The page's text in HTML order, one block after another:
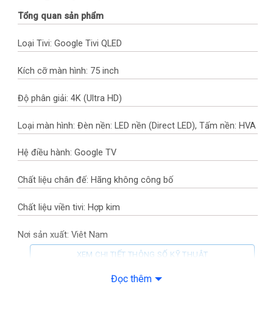
Tổng quan sản phẩm
Loại Tivi: Google Tivi QLED
Kích cỡ màn hình: 75 inch
Độ phân giải: 4K (Ultra HD)
Loại màn hình: Đèn nền: LED nền (Direct LED), Tấm nền: HVA
Hệ điều hành: Google TV
Chất liệu chân đế: Hãng không công bố
Chất liệu viền tivi: Hợp kim
Nơi sản xuất: Việt Nam
XEM CHI TIẾT THÔNG SỐ KỸ THUẬT
Đọc thêm